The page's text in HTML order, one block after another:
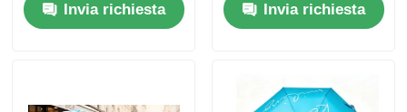
costole a prova di
vento in fibra di vetro
Invia richiesta
leggero e 24cm
piegate lunghezza
Invia richiesta